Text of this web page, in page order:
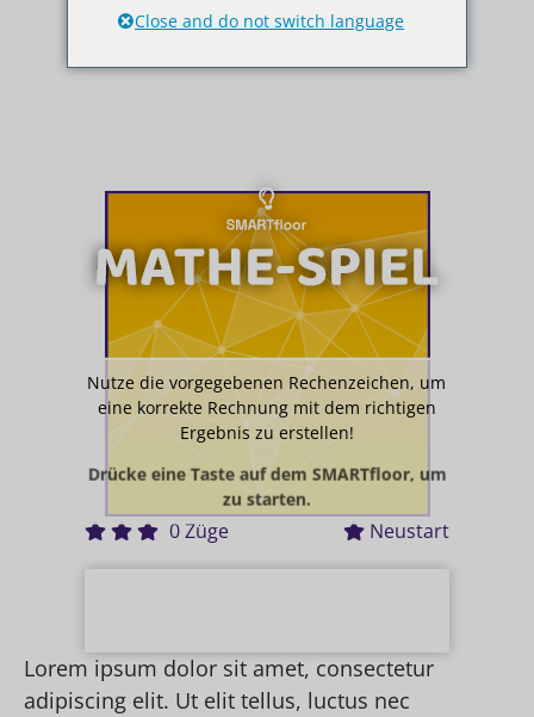
Wähle zunächst eine Zahl, dann das
wieder eine Zahl, um das Zielergebnis zu
Nutze die vorgegebenen Rechenzeichen, um
eine korrekte Rechnung mit dem richtigen
Ergebnis zu erstellen!
Drücke eine Taste auf dem SMARTfloor, um
zu starten.
34
BERECHNUNG
0
0Züge Neustart
Lorem ipsum dolor sit amet, consectetur
adipiscing elit. Ut elit tellus, luctus nec
Close and do not switch language